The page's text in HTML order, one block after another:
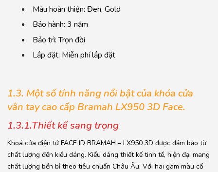
Màu hoàn thiện: Đen, Gold
Bảo hành: 3 năm
Bảo trì: Trọn đời
Lắp đặt: Miễn phí lắp đặt
1.3. Một số tính năng nổi bật của khóa cửa
vân tay cao cấp Bramah LX950 3D Face.
1.3.1.Thiết kế sang trọng
Khoá cửa điện tử FACE ID BRAMAH – LX950 3D được đảm bảo từ
chất lượng đến kiểu dáng. Kiểu dáng thiết kế tinh tế, hiện đại mang
chất lượng bền bỉ theo tiêu chuẩn Châu Âu. Với hai gam màu cổ